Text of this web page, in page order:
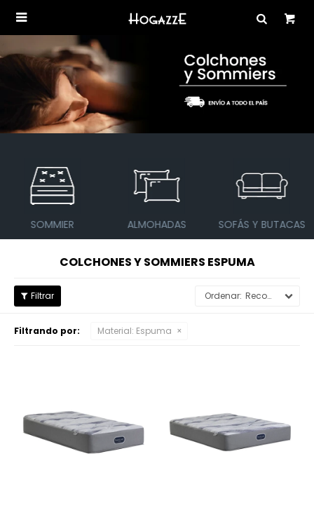

SOMMIER ALMOHADAS SOFÁS Y BUTACAS
COLCHONES Y SOMMIERS ESPUMA
Recomendados
Filtrando por: Material: Espuma